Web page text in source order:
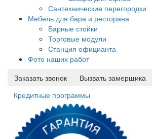
Сантехнические перегородки
Мебель для бара и ресторана
Барные стойки
Торговые модули
Станция официанта
Фото наших работ
Заказать звонок
Вызвать замерщика
Кредитные программы